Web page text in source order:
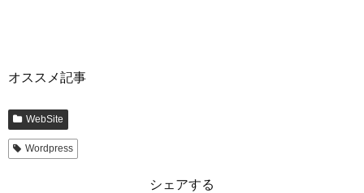
オススメ記事
WebSite
Wordpress
シェアする